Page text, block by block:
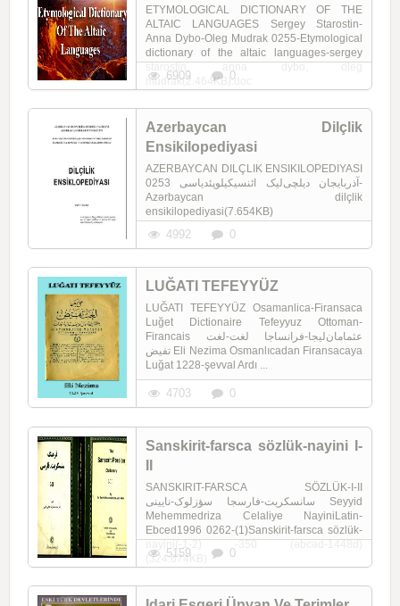
ETYMOLOGICAL DICTIONARY OF THE
ALTAIC LANGUAGES Sergey Starostin-
Anna Dybo-Oleg Mudrak 0255-Etymological
dictionary of the altaic languages-sergey
mudrak(2.464KB).doc
6909 0
Azerbaycan Dilçlik
Ensikilopediyasi
AZERBAYCAN DILÇLIK ENSIKILOPEDIYASI
آذربایجان دیلچی‌لیک ائنسیکیلوپئدیاسی 0253-
Azərbaycan dilçlik
ensikilopediyasi(7.654KB)
4992 0
LUĞATI TEFEYYÜZ
LUĞATI TEFEYYÜZ Osamanlica-Firansaca
Luğet Dictionaire Tefeyyuz Ottoman-
Firancais عثمامان‌لیجا-فرانساجا لغت-لغت
تفیض Eli Nezima Osmanlıcadan Firansacaya
Luğat 1228-şevval Ardı ...
4703 0
Sanskirit-farsca sözlük-nayini I-
SANSKIRIT-FARSCA SÖZLÜK-I-II
سانسکریت-فارسجا سؤزلوک-نایینی Seyyid
Mehemmedriza Celaliye NayiniLatin-
Ebced1996 0262-(1)Sanskirit-farsca sözlük-
(324.674KB)
5159 0